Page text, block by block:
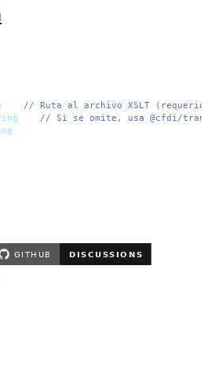
// Ruta al archivo XSLT
// Si se omite, usa @cfdi/